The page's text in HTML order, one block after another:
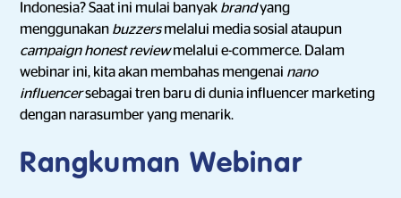
Indonesia? Saat ini mulai banyak brandyang
menggunakan buzzersmelalui media sosial ataupun
campaign honest reviewmelalui e-commerce. Dalam
webinar ini, kita akan membahas mengenai nano
influencersebagai tren baru di dunia influencer marketing
dengan narasumber yang menarik.
Rangkuman Webinar